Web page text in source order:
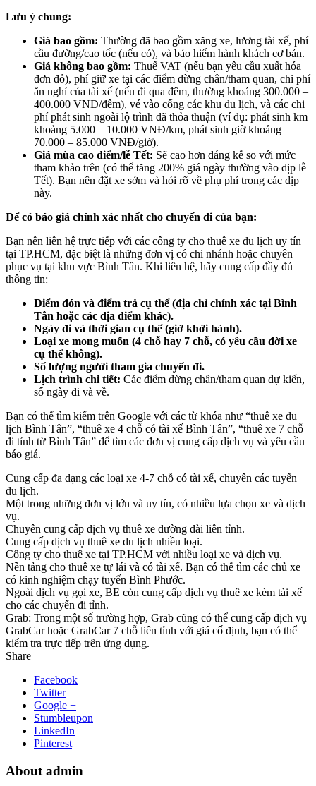
Lưu ý chung:
Giá bao gồm: Thường đã bao gồm xăng xe, lương tài xế, phí
cầu đường/cao tốc (nếu có), và bảo hiểm hành khách cơ bản.
Giá không bao gồm: Thuế VAT (nếu bạn yêu cầu xuất hóa
đơn đỏ), phí giữ xe tại các điểm dừng chân/tham quan, chi phí
ăn nghỉ của tài xế (nếu đi qua đêm, thường khoảng 300.000 –
400.000 VNĐ/đêm), vé vào cổng các khu du lịch, và các chi
phí phát sinh ngoài lộ trình đã thỏa thuận (ví dụ: phát sinh km
khoảng 5.000 – 10.000 VNĐ/km, phát sinh giờ khoảng
70.000 – 85.000 VNĐ/giờ).
Giá mùa cao điểm/lễ Tết: Sẽ cao hơn đáng kể so với mức
tham khảo trên (có thể tăng 200% giá ngày thường vào dịp lễ
Tết). Bạn nên đặt xe sớm và hỏi rõ về phụ phí trong các dịp
này.
Để có báo giá chính xác nhất cho chuyến đi của bạn:
Bạn nên liên hệ trực tiếp với các công ty cho thuê xe du lịch uy tín
tại TP.HCM, đặc biệt là những đơn vị có chi nhánh hoặc chuyên
phục vụ tại khu vực Bình Tân. Khi liên hệ, hãy cung cấp đầy đủ
thông tin:
Điểm đón và điểm trả cụ thể (địa chỉ chính xác tại Bình
Tân hoặc các địa điểm khác).
Ngày đi và thời gian cụ thể (giờ khởi hành).
Loại xe mong muốn (4 chỗ hay 7 chỗ, có yêu cầu đời xe
cụ thể không).
Số lượng người tham gia chuyến đi.
Lịch trình chi tiết: Các điểm dừng chân/tham quan dự kiến,
số ngày đi và về.
Bạn có thể tìm kiếm trên Google với các từ khóa như “thuê xe du
lịch Bình Tân”, “thuê xe 4 chỗ có tài xế Bình Tân”, “thuê xe 7 chỗ
đi tỉnh từ Bình Tân” để tìm các đơn vị cung cấp dịch vụ và yêu cầu
báo giá.
Cung cấp đa dạng các loại xe 4-7 chỗ có tài xế, chuyên các tuyến
du lịch.
Một trong những đơn vị lớn và uy tín, có nhiều lựa chọn xe và dịch
vụ.
Chuyên cung cấp dịch vụ thuê xe đường dài liên tỉnh.
Cung cấp dịch vụ thuê xe du lịch nhiều loại.
Công ty cho thuê xe tại TP.HCM với nhiều loại xe và dịch vụ.
Nền tảng cho thuê xe tự lái và có tài xế. Bạn có thể tìm các chủ xe
có kinh nghiệm chạy tuyến Bình Phước.
Ngoài dịch vụ gọi xe, BE còn cung cấp dịch vụ thuê xe kèm tài xế
cho các chuyến đi tỉnh.
Grab: Trong một số trường hợp, Grab cũng có thể cung cấp dịch vụ
GrabCar hoặc GrabCar 7 chỗ liên tỉnh với giá cố định, bạn có thể
kiểm tra trực tiếp trên ứng dụng.
Share
Facebook
Twitter
Google +
Stumbleupon
LinkedIn
Pinterest
About admin